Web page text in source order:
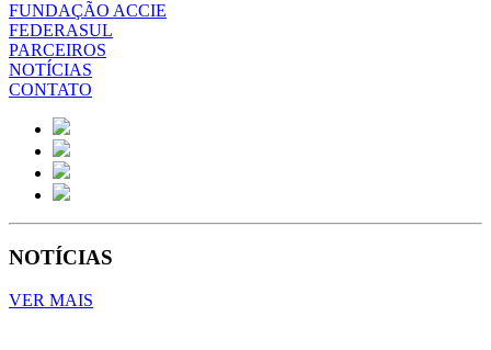
FUNDAÇÃO ACCIE
FEDERASUL
PARCEIROS
NOTÍCIAS
CONTATO
NOTÍCIAS
VER MAIS